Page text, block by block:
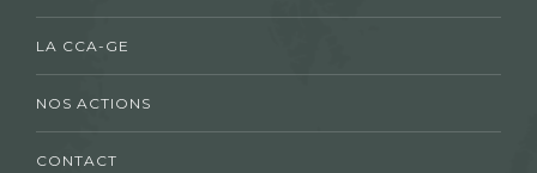
LA CCA-GE
NOS ACTIONS
CONTACT